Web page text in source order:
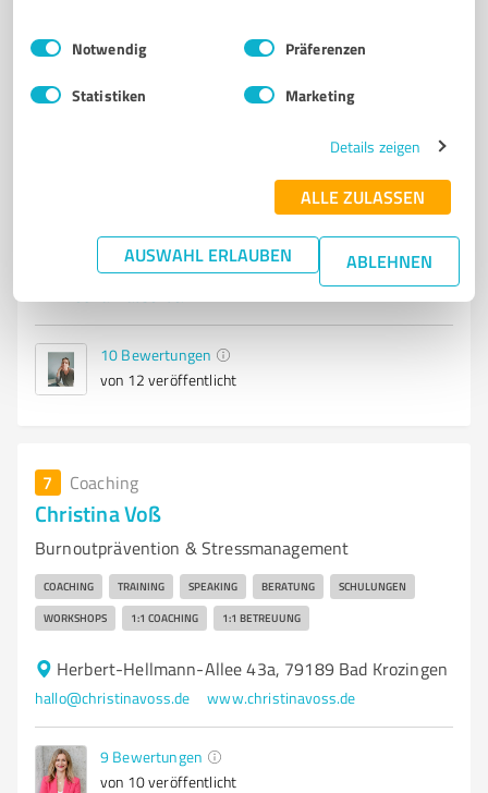
Impressum Datenschutzbestimmungen
Einwilligungsauswahl
Notwendig Präferenzen
Statistiken Marketing
Details zeigen
ALLE ZULASSEN
AUSWAHL ERLAUBEN ABLEHNEN
6 Coaching
Schlafcoaching für Babys und Kleinkinder
Saint Louis Straße 13, 79206 Breisach
Tel. 01703282942
babyschlaf@schlaf-zauber.de
10 Bewertungen
von 12 veröffentlicht
7 Coaching
Christina Voß
Burnoutprävention & Stressmanagement
COACHING TRAINING SPEAKING BERATUNG SCHULUNGEN
WORKSHOPS 1:1 COACHING 1:1 BETREUUNG
Herbert-Hellmann-Allee 43a, 79189 Bad Krozingen
hallo@christinavoss.de www.christinavoss.de
9 Bewertungen
von 10 veröffentlicht